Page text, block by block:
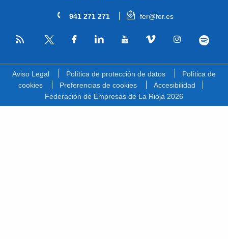
941 271 271 fer@fer.es
RSS
Aviso Legal Política de protección de datos
Política de
cookies
Preferencias de cookies
Accesibilidad
Federación de Empresas de La Rioja 2026